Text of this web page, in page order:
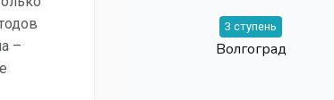
–
3 ступень
Волгоград